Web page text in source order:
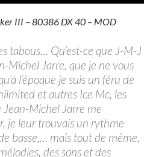
III – 80386 DX 40 – MOD
tabous… Qu’est-ce que J-M-J
Michel Jarre, que je ne vous
l’époque je suis un féru de
et autres Ice Mc, les
Michel Jarre me
je leur trouvais un rythme
basse,… mais tout de même,
des sons et des